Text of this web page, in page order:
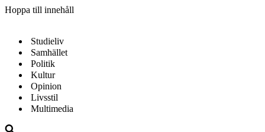
Hoppa till innehåll
Studieliv
Samhället
Politik
Kultur
Opinion
Livsstil
Multimedia